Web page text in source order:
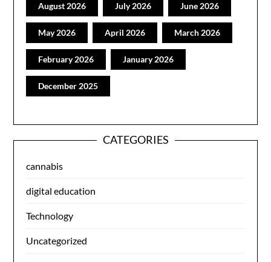
August 2026 July 2026 June 2026
May 2026 April 2026 March 2026
February 2026 January 2026
December 2025
CATEGORIES
cannabis
digital education
Technology
Uncategorized